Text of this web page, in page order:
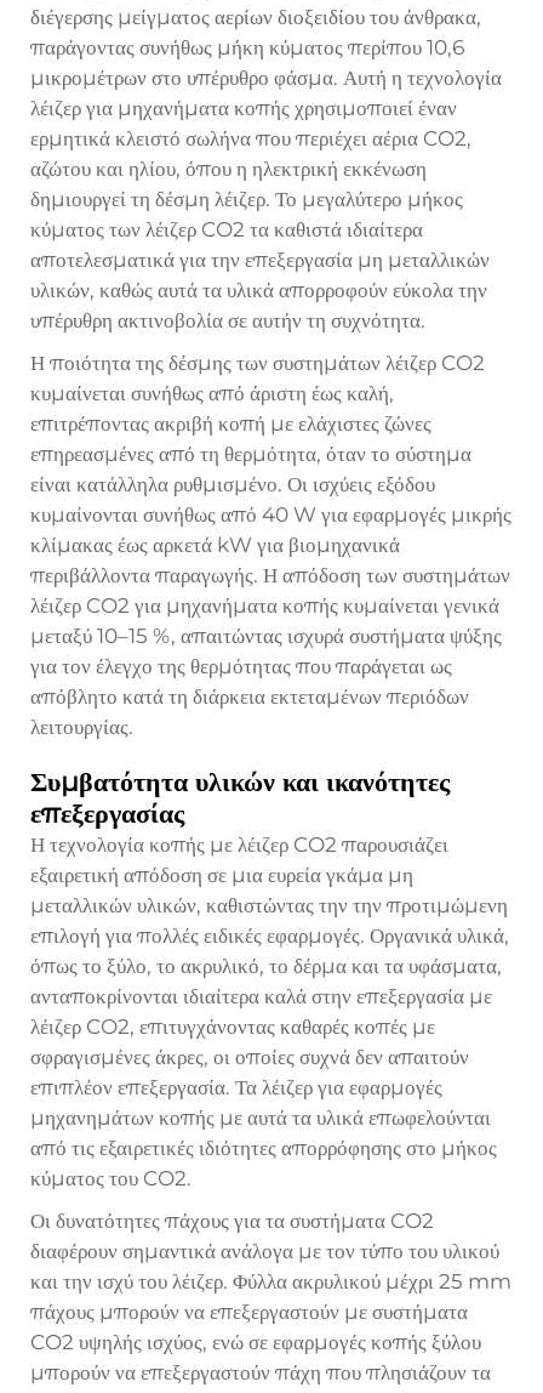
διέγερσης μείγματος αερίων διοξειδίου του άνθρακα,
παράγοντας συνήθως μήκη κύματος περίπου 10,6
μικρομέτρων στο υπέρυθρο φάσμα. Αυτή η τεχνολογία
λέιζερ για μηχανήματα κοπής χρησιμοποιεί έναν
ερμητικά κλειστό σωλήνα που περιέχει αέρια CO2,
αζώτου και ηλίου, όπου η ηλεκτρική εκκένωση
δημιουργεί τη δέσμη λέιζερ. Το μεγαλύτερο μήκος
κύματος των λέιζερ CO2 τα καθιστά ιδιαίτερα
αποτελεσματικά για την επεξεργασία μη μεταλλικών
υλικών, καθώς αυτά τα υλικά απορροφούν εύκολα την
υπέρυθρη ακτινοβολία σε αυτήν τη συχνότητα.
Η ποιότητα της δέσμης των συστημάτων λέιζερ CO2
κυμαίνεται συνήθως από άριστη έως καλή,
επιτρέποντας ακριβή κοπή με ελάχιστες ζώνες
επηρεασμένες από τη θερμότητα, όταν το σύστημα
είναι κατάλληλα ρυθμισμένο. Οι ισχύεις εξόδου
κυμαίνονται συνήθως από 40 W για εφαρμογές μικρής
κλίμακας έως αρκετά kW για βιομηχανικά
περιβάλλοντα παραγωγής. Η απόδοση των συστημάτων
λέιζερ CO2 για μηχανήματα κοπής κυμαίνεται γενικά
μεταξύ 10–15 %, απαιτώντας ισχυρά συστήματα ψύξης
για τον έλεγχο της θερμότητας που παράγεται ως
απόβλητο κατά τη διάρκεια εκτεταμένων περιόδων
λειτουργίας.
Συμβατότητα υλικών και ικανότητες
επεξεργασίας
Η τεχνολογία κοπής με λέιζερ CO2 παρουσιάζει
εξαιρετική απόδοση σε μια ευρεία γκάμα μη
μεταλλικών υλικών, καθιστώντας την την προτιμώμενη
επιλογή για πολλές ειδικές εφαρμογές. Οργανικά υλικά,
όπως το ξύλο, το ακρυλικό, το δέρμα και τα υφάσματα,
ανταποκρίνονται ιδιαίτερα καλά στην επεξεργασία με
λέιζερ CO2, επιτυγχάνοντας καθαρές κοπές με
σφραγισμένες άκρες, οι οποίες συχνά δεν απαιτούν
επιπλέον επεξεργασία. Τα λέιζερ για εφαρμογές
μηχανημάτων κοπής με αυτά τα υλικά επωφελούνται
από τις εξαιρετικές ιδιότητες απορρόφησης στο μήκος
κύματος του CO2.
Οι δυνατότητες πάχους για τα συστήματα CO2
διαφέρουν σημαντικά ανάλογα με τον τύπο του υλικού
και την ισχύ του λέιζερ. Φύλλα ακρυλικού μέχρι 25 mm
πάχους μπορούν να επεξεργαστούν με συστήματα
CO2 υψηλής ισχύος, ενώ σε εφαρμογές κοπής ξύλου
μπορούν να επεξεργαστούν πάχη που πλησιάζουν τα